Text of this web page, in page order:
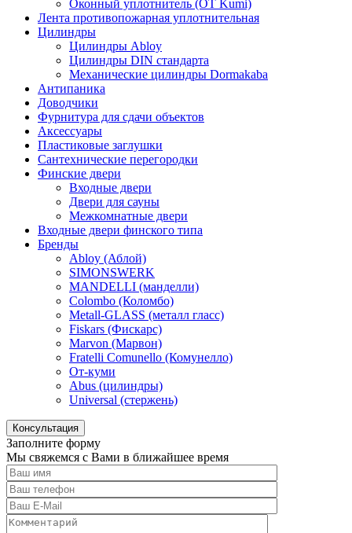
Оконный уплотнитель (OT Kumi)
Лента противопожарная уплотнительная
Цилиндры
Цилиндры Abloy
Цилиндры DIN стандарта
Механические цилиндры Dormakaba
Антипаника
Доводчики
Фурнитура для сдачи объектов
Аксессуары
Пластиковые заглушки
Сантехнические перегородки
Финские двери
Входные двери
Двери для сауны
Межкомнатные двери
Входные двери финского типа
Бренды
Abloy (Аблой)
SIMONSWERK
MANDELLI (манделли)
Colombo (Коломбо)
Metall-GLASS (металл гласс)
Fiskars (Фискарс)
Marvon (Марвон)
Fratelli Comunello (Комунелло)
От-куми
Abus (цилиндры)
Universal (стержень)
Консультация
Заполните форму
Мы свяжемся с Вами в ближайшее время